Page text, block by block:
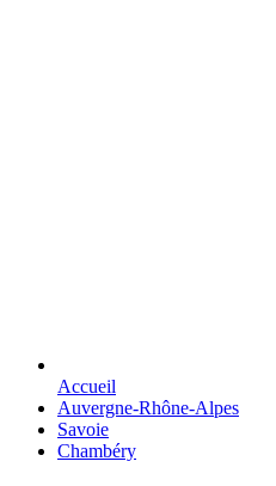
Accueil
Auvergne-Rhône-Alpes
Savoie
Chambéry